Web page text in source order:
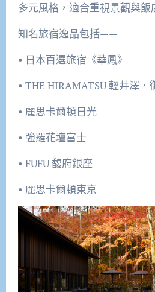
多元風格，適合重視景觀與飯
知名旅宿逸品包括——
• 日本百選旅宿《華鳳》
• THE HIRAMATSU 輕井澤．
• 麗思卡爾頓日光
• 強羅花壇富士
• FUFU 馥府銀座
• 麗思卡爾頓東京